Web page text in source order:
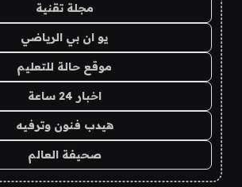
مجلة تقنية
يو ان بي الرياضي
موقع حالة للتعليم
اخبار 24 ساعة
هيدب فنون وترفيه
صحيفة العالم